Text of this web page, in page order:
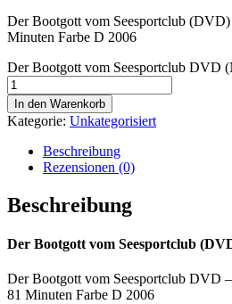
Der Bootgott vom Seesportclub
Minuten Farbe D 2006
Der Bootgott vom Seesportclub DVD
In den Warenkorb
Kategorie: Unkategorisiert
Beschreibung
Rezensionen (0)
Beschreibung
Der Bootgott vom Seesportclub
Der Bootgott vom Seesportclub DVD
81 Minuten Farbe D 2006